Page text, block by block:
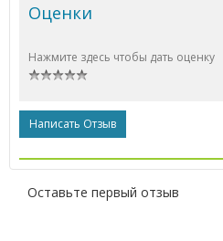
Оценки
Нажмите здесь чтобы дать оценку
Написать Отзыв
Оставьте первый отзыв